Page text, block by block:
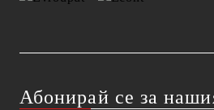
Абонирай се за